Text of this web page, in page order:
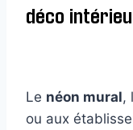
déco
Le néon mural,
ou aux